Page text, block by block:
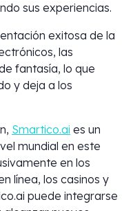
sus experiencias.
exitosa de la
las
fantasía, lo que
y deja a los
Smartico.ai es un
mundial en este
en los
línea, los casinos y
puede integrarse